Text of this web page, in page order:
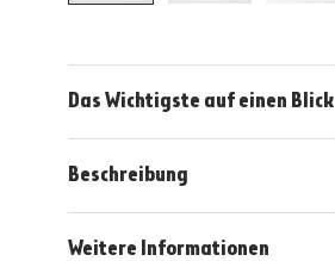
Das Wichtigste auf einen Blick
Beschreibung
Weitere Informationen